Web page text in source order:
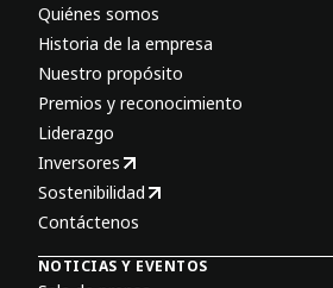
Quiénes somos
Historia de la empresa
Nuestro propósito
Premios y reconocimiento
Liderazgo
Inversores
Sostenibilidad
Contáctenos
NOTICIAS Y EVENTOS